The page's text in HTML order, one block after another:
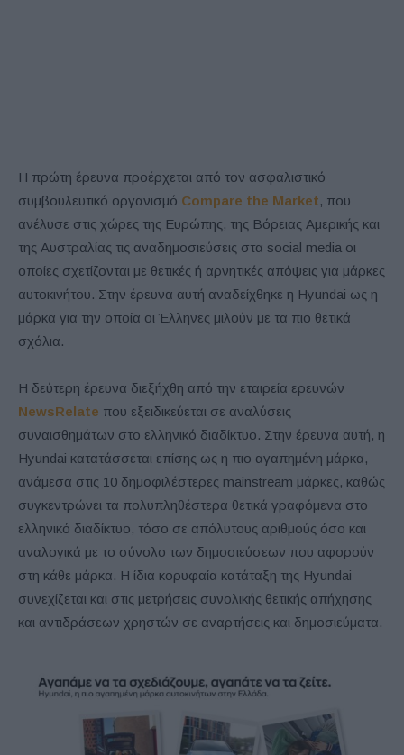
Η πρώτη έρευνα προέρχεται από τον ασφαλιστικό
συμβουλευτικό οργανισμό Compare the Market, που
ανέλυσε στις χώρες της Ευρώπης, της Βόρειας Αμερικής και
της Αυστραλίας τις αναδημοσιεύσεις στα social media οι
οποίες σχετίζονται με θετικές ή αρνητικές απόψεις για μάρκες
αυτοκινήτου. Στην έρευνα αυτή αναδείχθηκε η Hyundai ως η
μάρκα για την οποία οι Έλληνες μιλούν με τα πιο θετικά
σχόλια.
Η δεύτερη έρευνα διεξήχθη από την εταιρεία ερευνών
NewsRelate που εξειδικεύεται σε αναλύσεις
συναισθημάτων στο ελληνικό διαδίκτυο. Στην έρευνα αυτή, η
Hyundai κατατάσσεται επίσης ως η πιο αγαπημένη μάρκα,
ανάμεσα στις 10 δημοφιλέστερες mainstream μάρκες, καθώς
συγκεντρώνει τα πολυπληθέστερα θετικά γραφόμενα στο
ελληνικό διαδίκτυο, τόσο σε απόλυτους αριθμούς όσο και
αναλογικά με το σύνολο των δημοσιεύσεων που αφορούν
στη κάθε μάρκα. Η ίδια κορυφαία κατάταξη της Hyundai
συνεχίζεται και στις μετρήσεις συνολικής θετικής απήχησης
και αντιδράσεων χρηστών σε αναρτήσεις και δημοσιεύματα.